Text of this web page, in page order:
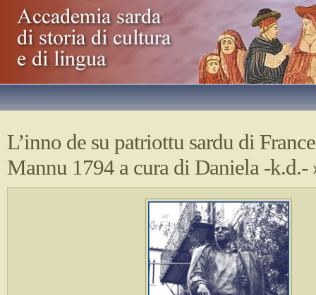
L’inno de su patriottu sardu di
Mannu 1794 a cura di Daniela -k.d.-